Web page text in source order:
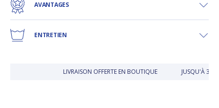
AVANTAGES
ENTRETIEN
LIVRAISON OFFERTE EN BOUTIQUE JUSQU'À 30